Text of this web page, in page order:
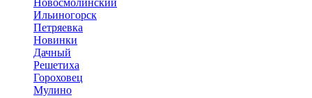
Новосмолинский
Ильиногорск
Петряевка
Новинки
Дачный
Решетиха
Гороховец
Мулино